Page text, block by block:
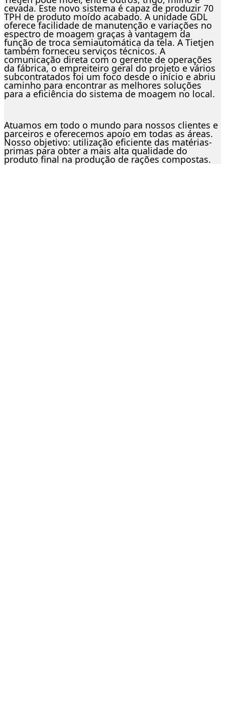
cevada. Este novo sistema é capaz de produzir 70
TPH de produto moído acabado. A unidade GDL
oferece facilidade de manutenção e variações no
espectro de moagem graças à vantagem da
função de troca semiautomática da tela. A Tietjen
também forneceu serviços técnicos. A
comunicação direta com o gerente de operações
da fábrica, o empreiteiro geral do projeto e vários
subcontratados foi um foco desde o início e abriu
caminho para encontrar as melhores soluções
para a eficiência do sistema de moagem no local.
Atuamos em todo o mundo para nossos clientes e
parceiros e oferecemos apoio em todas as áreas.
Nosso objetivo: utilização eficiente das matérias-
primas para obter a mais alta qualidade do
produto final na produção de rações compostas.